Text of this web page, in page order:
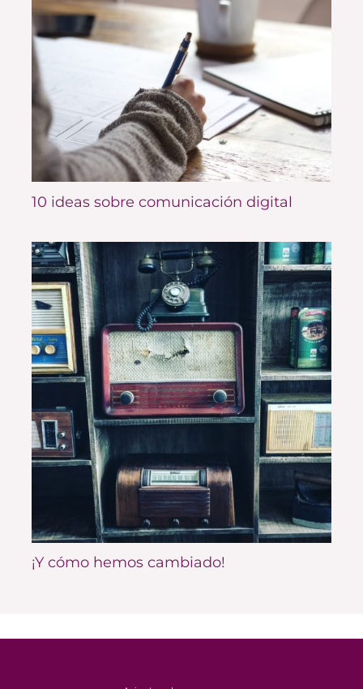
10 ideas sobre comunicación digital
¡Y cómo hemos cambiado!